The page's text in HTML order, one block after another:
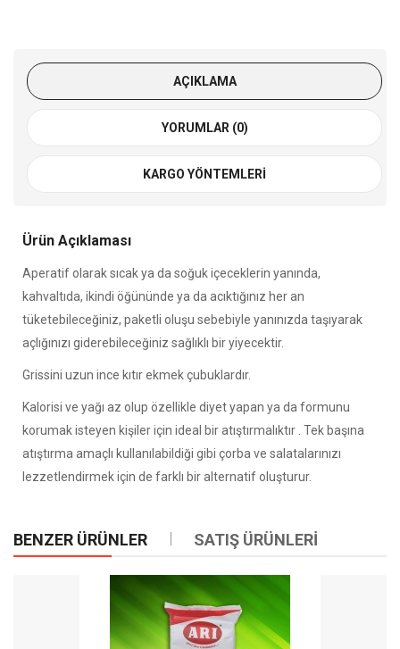
AÇIKLAMA
YORUMLAR (0)
KARGO YÖNTEMLERI
Ürün Açıklaması
Aperatif olarak sıcak ya da soğuk içeceklerin yanında,
kahvaltıda, ikindi öğününde ya da acıktığınız her an
tüketebileceğiniz, paketli oluşu sebebiyle yanınızda taşıyarak
açlığınızı giderebileceğiniz sağlıklı bir yiyecektir.
Grissini uzun ince kıtır ekmek çubuklardır.
Kalorisi ve yağı az olup özellikle diyet yapan ya da formunu
korumak isteyen kişiler için ideal bir atıştırmalıktır . Tek başına
atıştırma amaçlı kullanılabildiği gibi çorba ve salatalarınızı
lezzetlendirmek için de farklı bir alternatif oluşturur.
BENZER ÜRÜNLER SATIŞ ÜRÜNLERİ